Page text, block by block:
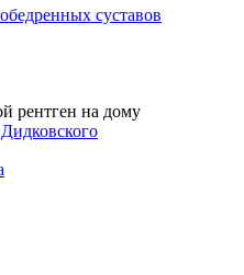
суставов